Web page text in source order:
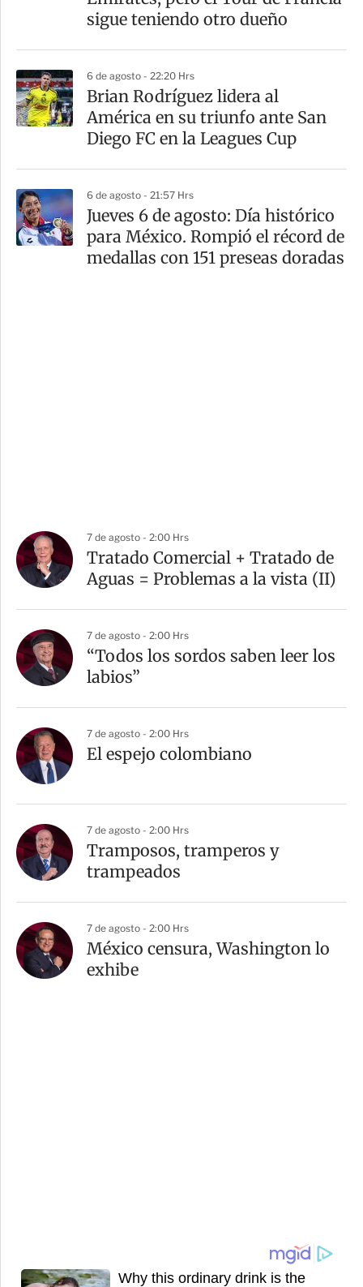
sigue teniendo otro dueño
6 de agosto - 22:20 Hrs
Brian Rodríguez lidera al
América en su triunfo ante San
Diego FC en la Leagues Cup
6 de agosto - 21:57 Hrs
Jueves 6 de agosto: Día histórico
para México. Rompió el récord de
medallas con 151 preseas doradas
7 de agosto - 2:00 Hrs
Tratado Comercial + Tratado de
Aguas = Problemas a la vista (II)
7 de agosto - 2:00 Hrs
“Todos los sordos saben leer los
labios”
7 de agosto - 2:00 Hrs
El espejo colombiano
7 de agosto - 2:00 Hrs
Tramposos, tramperos y
trampeados
7 de agosto - 2:00 Hrs
México censura, Washington lo
exhibe